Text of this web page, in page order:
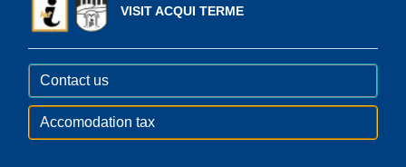
VISIT ACQUI TERME
Contact us
Accomodation tax